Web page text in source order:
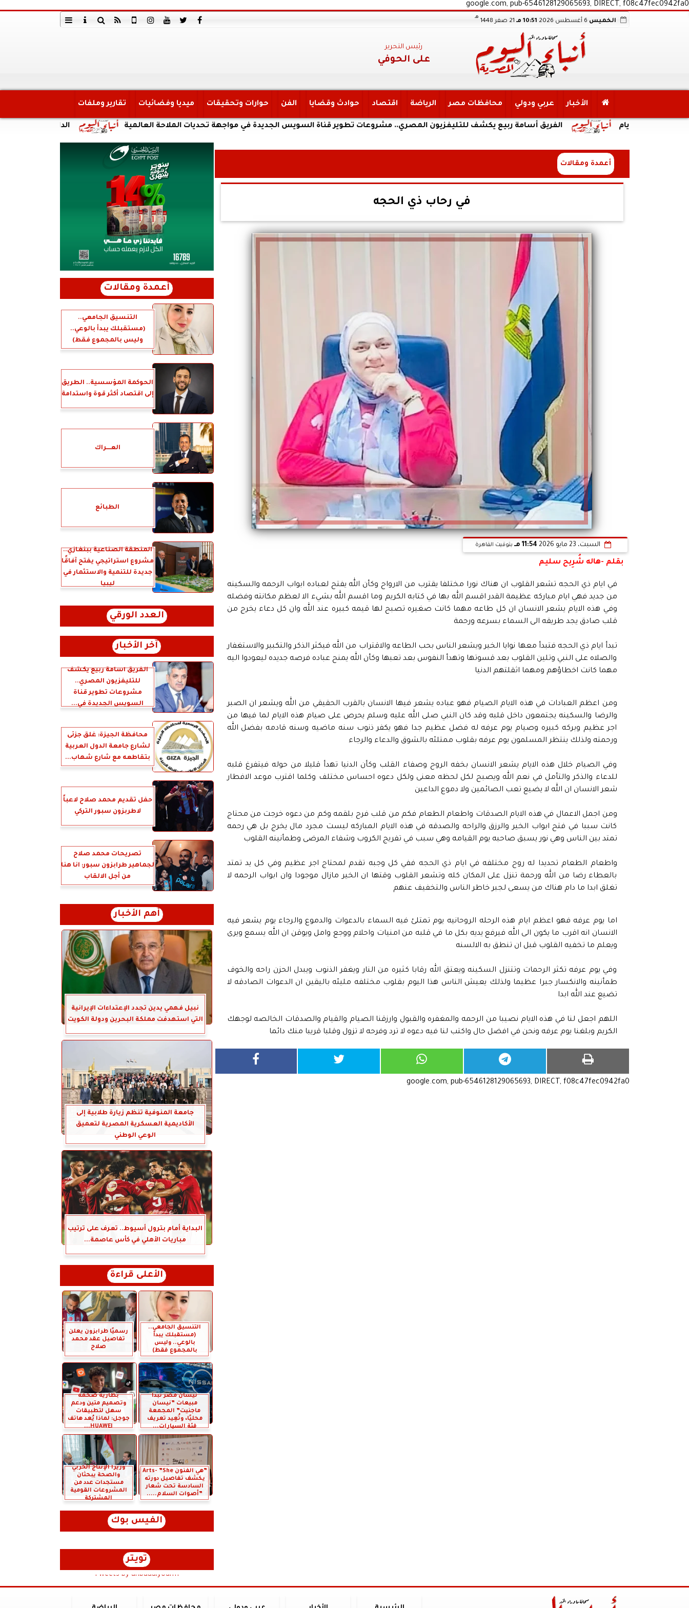
google.com, pub-6546128129065693, DIRECT, f08c47fec0942fa0
الخميس 10:51 مـ 21 صفر 1448
هـ
رئيس التحرير
على الحوفي
الأخبار عربي ودولي محافظات مصر الرياضة اقتصاد حوادث وقضايا الفن حوارات وتحقيقات ميديا وفضائيات تقارير وملفات
الداخلية:ضبط أحد الفريق أسامة ربيع يكشف للتليفزيون المصري.. مشروعات تطوير قناة السويس الجديدة في مواجهة تحديات الملاحة العالمية
أعمدة ومقالات
في رحاب ذي الحجه
السبت، 23 مايو 2026 11:54 مـ بتوقيت القاهرة
بقلم -هاله شُرِيح سليم
في ايام ذي الحجه تشعر القلوب ان هناك نورا مختلفا يقترب من الارواح وكأن الله يفتح لعباده ابواب الرحمه والسكينه
من جديد فهي ايام مباركه عظيمة القدر اقسم الله بها في كتابه الكريم وما اقسم الله بشيء الا لعظم مكانته وفضله
وفي هذه الايام يشعر الانسان ان كل طاعه مهما كانت صغيره تصبح لها قيمه كبيره عند الله وان كل دعاء يخرج من
قلب صادق يجد طريقه الى السماء بسرعه ورحمة
تبدأ ايام ذي الحجه فتبدأ معها نوايا الخير ويشعر الناس بحب الطاعه والاقتراب من الله فيكثر الذكر والتكبير والاستغفار
والصلاه على النبي وتلين القلوب بعد قسوتها وتهدأ النفوس بعد تعبها وكأن الله يمنح عباده فرصه جديده ليعودوا اليه
مهما كانت اخطاؤهم ومهما اثقلتهم الدنيا
ومن اعظم العبادات في هذه الايام الصيام فهو عباده يشعر فيها الانسان بالقرب الحقيقي من الله ويشعر ان الصبر
والرضا والسكينه يجتمعون داخل قلبه وقد كان النبي صلى الله عليه وسلم يحرص على صيام هذه الايام لما فيها من
اجر عظيم وبركه كبيره وصيام يوم عرفه له فضل عظيم جدا فهو يكفر ذنوب سنه ماضيه وسنه قادمه بفضل الله
ورحمته ولذلك ينتظر المسلمون يوم عرفه بقلوب ممتلئه بالشوق والدعاء والرجاء
وفي الصيام خلال هذه الايام يشعر الانسان بخفه الروح وصفاء القلب وكأن الدنيا تهدأ قليلا من حوله فيتفرغ قلبه
للدعاء والذكر والتأمل في نعم الله ويصبح لكل لحظه معنى ولكل دعوه احساس مختلف وكلما اقترب موعد الافطار
شعر الانسان ان الله لا يضيع تعب الصائمين ولا دموع الداعين
ومن اجمل الاعمال في هذه الايام الصدقات واطعام الطعام فكم من قلب فرح بلقمه وكم من دعوه خرجت من محتاج
كانت سببا في فتح ابواب الخير والرزق والراحه والصدقه في هذه الايام المباركه ليست مجرد مال يخرج بل هي رحمه
تمتد بين الناس وهي نور يسبق صاحبه يوم القيامه وهي سبب في تفريج الكروب وشفاء المرضى وطمأنينه القلوب
واطعام الطعام تحديدا له روح مختلفه في ايام ذي الحجه ففي كل وجبه تقدم لمحتاج اجر عظيم وفي كل يد تمتد
بالعطاء رضا من الله ورحمة تنزل على المكان كله وتشعر القلوب وقتها ان الخير مازال موجودا وان ابواب الرحمه لا
تغلق ابدا ما دام هناك من يسعى لجبر خاطر الناس والتخفيف عنهم
اما يوم عرفه فهو اعظم ايام هذه الرحله الروحانيه يوم تمتلئ فيه السماء بالدعوات والدموع والرجاء يوم يشعر فيه
الانسان انه اقرب ما يكون الى الله فيرفع يديه بكل ما في قلبه من امنيات واحلام ووجع وامل ويوقن ان الله يسمع ويرى
ويعلم ما تخفيه القلوب قبل ان تنطق به الالسنه
وفي يوم عرفه تكثر الرحمات وتتنزل السكينه ويعتق الله رقابا كثيره من النار ويغفر الذنوب ويبدل الحزن راحه والخوف
طمأنينه والانكسار جبرا عظيما ولذلك يعيش الناس هذا اليوم بقلوب مختلفه مليئه باليقين ان الدعوات الصادقه لا
تضيع عند الله ابدا
اللهم اجعل لنا في هذه الايام نصيبا من الرحمه والمغفره والقبول وارزقنا الصيام والقيام والصدقات الخالصه لوجهك
الكريم وبلغنا يوم عرفه ونحن في افضل حال واكتب لنا فيه دعوه لا ترد وفرحه لا تزول وقلبا قريبا منك دائما
google.com, pub-6546128129065693, DIRECT, f08c47fec0942fa0
أعمدة ومقالات
التنسيق الجامعي..
(مستقبلك يبدأ بالوعي..
وليس بالمجموع فقط)
الحوكمة المؤسسية.. الطريق
إلى اقتصاد أكثر قوة واستدامة
العــــراك
الطبائع
المنطقة الصناعية ببنغازي..
مشروع استراتيجي يفتح آفاقًا
جديدة للتنمية والاستثمار في
ليبيا
العدد الورقي
آخر الأخبار
الفريق أسامة ربيع يكشف
للتليفزيون المصري..
مشروعات تطوير قناة
السويس الجديدة في...
محافظة الجيزة: غلق جزئى
لشارع جامعة الدول العربية
بتقاطعه مع شارع شهاب...
حفل تقديم محمد صلاح لاعباً
لاطربزون سبور التركي
تصريحات محمد صلاح
لجماهير طرابزون سبور: انا هنا
من أجل الالقاب
أهم الأخبار
نبيل فهمي يدين تجدد الإعتداءات الإيرانية
التي استهدفت مملكة البحرين ودولة الكويت
جامعة المنوفية تنظم زيارة طلابية إلى
الأكاديمية العسكرية المصرية لتعميق
الوعي الوطني
البداية أمام بترول أسيوط.. تعرف على ترتيب
مباريات الأهلي في كأس عاصمة...
الأعلى قراءة
التنسيق الجامعي..
(مستقبلك يبدأ
بالوعي.. وليس
بالمجموع فقط)
رسميًا طرابزون يعلن
تفاصيل عقد محمد
صلاح
نيسان مصر تبدأ
مبيعات ”نيسان
ماجنيت” المجمعة
محليًا، وتُعِيد تعريف
فئة السيارات...
بطارية ضخمة
وتصميم متين ودعم
سهل لتطبيقات
جوجل: لماذا يُعد هاتف
HUAWEI...
”هي الفنون Arts- ”She
يكشف تفاصيل دورته
السادسة تحت شعار
”أصوات السلام.....
وزيرا الإنتاج الحربي
والصحة يبحثان
مستجدات عدد من
المشروعات القومية
المشتركة
الفيس بوك
تويتر
Tweets by anbaaalyoum1